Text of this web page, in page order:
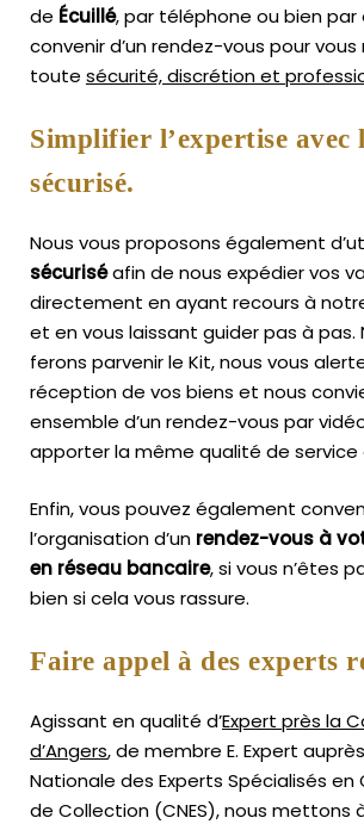
de Écuillé, par téléphone ou bien par
convenir d’un rendez-vous pour
toute sécurité, discrétion et
Simplifier l’expertise avec
sécurisé.
Nous vous proposons également
sécuriséafin de nous expédier vos
directement en ayant recours à
et en vous laissant guider pas à pas.
ferons parvenir le Kit, nous vous
réception de vos biens et nous
ensemble d’un rendez-vous par
apporter la même qualité de service
Enfin, vous pouvez également
l’organisation d’un rendez-vous à
en réseau bancaire, si vous n’êtes
bien si cela vous rassure.
Faire appel à des experts
Agissant en qualité d’Expert près la
d’Angers, de membre E. Expert
Nationale des Experts Spécialisés en
de Collection (CNES),nous mettons